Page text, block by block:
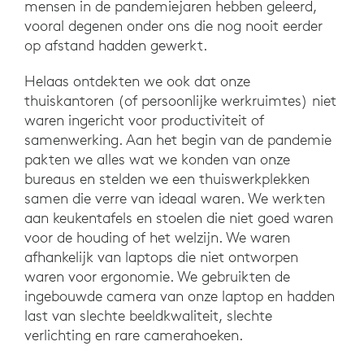
mensen in de pandemiejaren hebben geleerd,
vooral degenen onder ons die nog nooit eerder
op afstand hadden gewerkt.
Helaas ontdekten we ook dat onze
thuiskantoren (of persoonlijke werkruimtes) niet
waren ingericht voor productiviteit of
samenwerking. Aan het begin van de pandemie
pakten we alles wat we konden van onze
bureaus en stelden we een thuiswerkplekken
samen die verre van ideaal waren. We werkten
aan keukentafels en stoelen die niet goed waren
voor de houding of het welzijn. We waren
afhankelijk van laptops die niet ontworpen
waren voor ergonomie. We gebruikten de
ingebouwde camera van onze laptop en hadden
last van slechte beeldkwaliteit, slechte
verlichting en rare camerahoeken.